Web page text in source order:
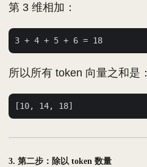
第 3 维相加：
所以所有 token 向量之和是：
3. 第二步：除以 token 数量